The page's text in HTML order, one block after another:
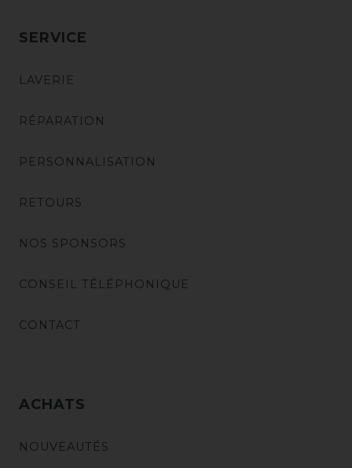
SERVICE
LAVERIE
RÉPARATION
PERSONNALISATION
RETOURS
NOS SPONSORS
CONSEIL TÉLÉPHONIQUE
CONTACT
ACHATS
NOUVEAUTÉS